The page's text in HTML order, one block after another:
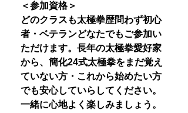
＜参加資格＞
どのクラスも太極拳歴問わず初心
者・ベテランどなたでもご参加い
ただけます。長年の太極拳愛好家
から、簡化24式太極拳をまだ覚え
ていない方・これから始めたい方
でも安心していらしてください。
一緒に心地よく楽しみましょう。